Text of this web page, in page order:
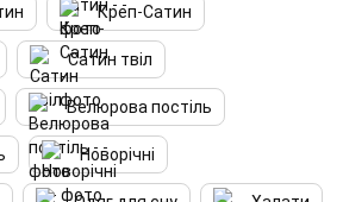
Креп-Сатин
Сатин твіл
Велюрова постіль
Новорічні